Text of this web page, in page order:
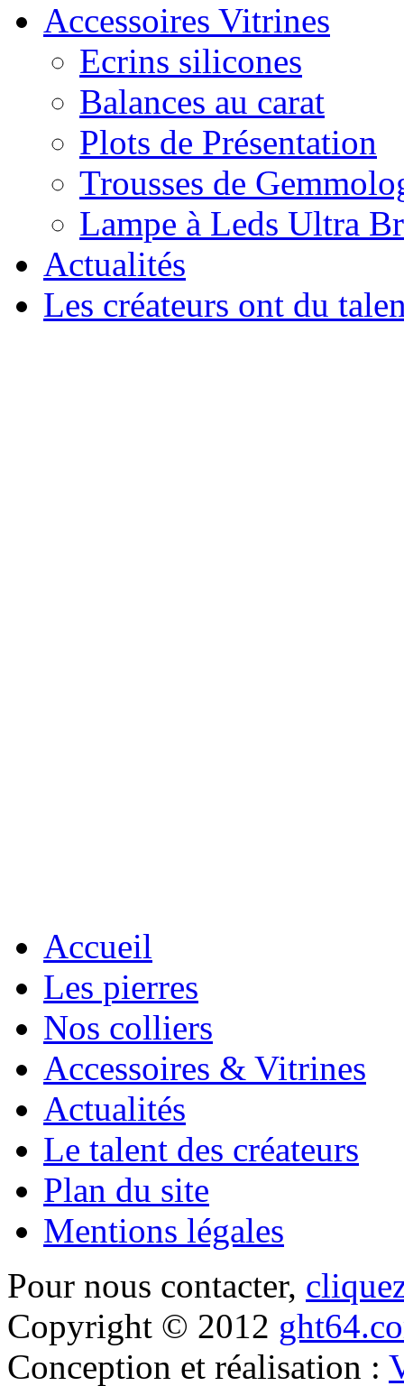
Accessoires Vitrines
Ecrins silicones
Balances au carat
Plots de Présentation
Trousses de
Lampe à Leds Ultra
Actualités
Les créateurs ont du
Accueil
Les pierres
Nos colliers
Accessoires & Vitrines
Actualités
Le talent des créateurs
Plan du site
Mentions légales
Pour nous contacter,
Copyright © 2012
Conception et réalisation :